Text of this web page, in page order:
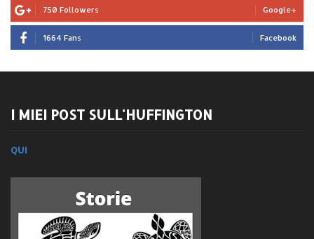
750 Followers Google+
1664 Fans Facebook
I MIEI POST SULL'HUFFINGTON
QUI